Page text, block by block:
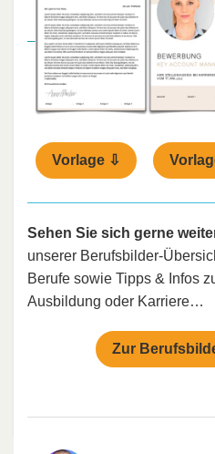
Vorlage ⇩
Sehen Sie sich gerne
unserer Berufsbilder-
Berufe sowie Tipps & Infos
Ausbildung oder Karriere…
Zur